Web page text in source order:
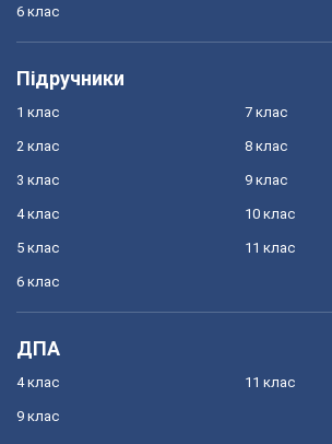
6 клас
Підручники
1 клас
2 клас
3 клас
4 клас
5 клас
6 клас
7 клас
8 клас
9 клас
10 клас
11 клас
ДПА
4 клас
9 клас
11 клас